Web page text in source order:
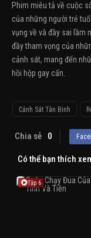
Phim miêu tả về cuộc
của những người trẻ
vụng về và đầy sai lầm
đầy tham vọng của
cảnh sát, mang đến
hồi hộp gay cấn.
Cảnh Sát Tân Binh
Chia sẻ 0
Có thể bạn thích
Tập 6